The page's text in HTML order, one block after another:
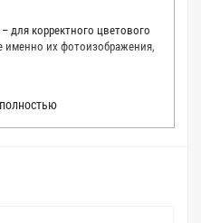
для корректного цветового
именно их фотоизображения,
точно описать цвет каждой
и фотографируем
одного простого факта: